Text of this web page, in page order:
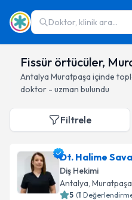
Doktor, klinik ara...
Fissür örtücüler,
Antalya Muratpaşa içinde
doktor - uzman bulundu
Filtrele
Dt. Halime
Diş Hekimi
Antalya, Muratpaşa
5 (1